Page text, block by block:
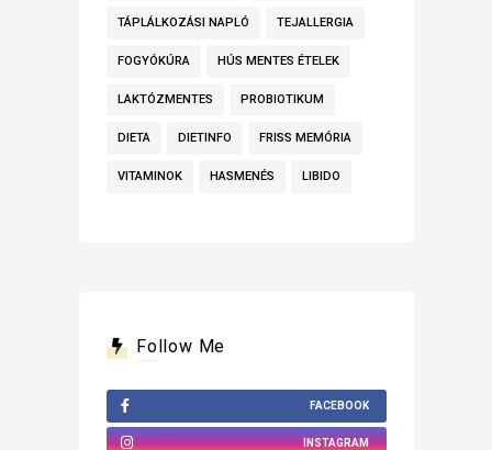
TÁPLÁLKOZÁSI NAPLÓ TEJALLERGIA
FOGYÓKÚRA HÚS MENTES ÉTELEK
LAKTÓZMENTES PROBIOTIKUM
DIETA DIETINFO FRISS MEMÓRIA
VITAMINOK HASMENÉS LIBIDO
Follow Me
FACEBOOK
INSTAGRAM